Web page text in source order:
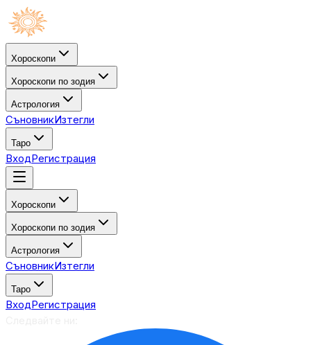
Хороскопи
Хороскопи по зодия
Астрология
СъновникИзтегли
Таро
ВходРегистрация
Хороскопи
Хороскопи по зодия
Астрология
СъновникИзтегли
Таро
ВходРегистрация